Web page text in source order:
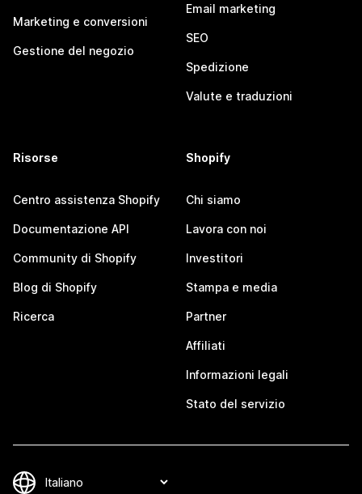
Marketing e conversioni
Gestione del negozio
Email marketing
SEO
Spedizione
Valute e traduzioni
Risorse
Centro assistenza Shopify
Documentazione API
Community di Shopify
Blog di Shopify
Ricerca
Shopify
Chi siamo
Lavora con noi
Investitori
Stampa e media
Partner
Affiliati
Informazioni legali
Stato del servizio